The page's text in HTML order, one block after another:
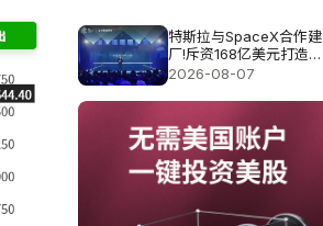
特斯拉与SpaceX合作建
厂!斥资168亿美元打造
Terafab基地
2026-08-07